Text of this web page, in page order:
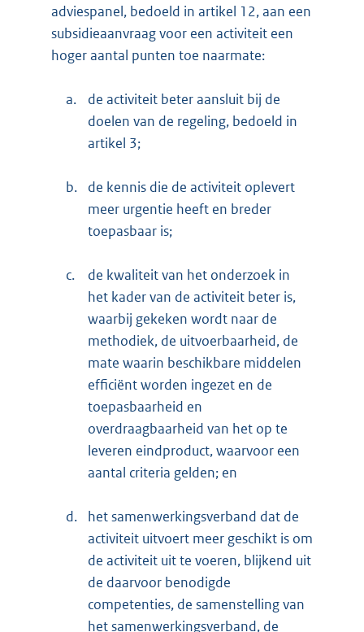
adviespanel, bedoeld in artikel 12, aan een
subsidieaanvraag voor een activiteit een
hoger aantal punten toe naarmate:
a.
de activiteit beter aansluit bij de
doelen van de regeling, bedoeld in
artikel 3;
b.
de kennis die de activiteit oplevert
meer urgentie heeft en breder
toepasbaar is;
c.
de kwaliteit van het onderzoek in
het kader van de activiteit beter is,
waarbij gekeken wordt naar de
methodiek, de uitvoerbaarheid, de
mate waarin beschikbare middelen
efficiënt worden ingezet en de
toepasbaarheid en
overdraagbaarheid van het op te
leveren eindproduct, waarvoor een
aantal criteria gelden; en
d.
het samenwerkingsverband dat de
activiteit uitvoert meer geschikt is om
de activiteit uit te voeren, blijkend uit
de daarvoor benodigde
competenties, de samenstelling van
het samenwerkingsverband, de